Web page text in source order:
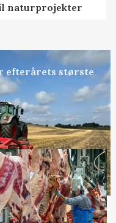
naturprojekter
efterårets største